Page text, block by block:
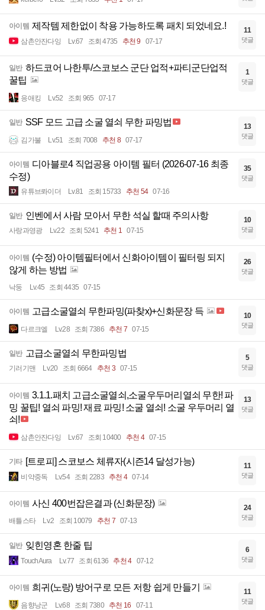
아이템 제작템 제한없이 착용 가능하도록 패치 되었네요.!
삼촌안잔다잉 Lv.67 조회 4735 추천 9 07-17
11
댓글
일반 하드코어 나한투/스코보스 군단 업적+파티군단업적
꿀팁
응애킹 Lv.52 조회 965 07-17
1
댓글
일반 SSF 모드 고급 소굴 열쇠 무한 파밍법
김가불 Lv.51 조회 7008 추천 8 07-17
13
댓글
아이템 디아블로4 직업공용 아이템 필터 (2026-07-16 최종
수정)
유튜브롸이더 Lv.81 조회 15733 추천 54 07-16
35
댓글
일반 인벤에서 사람 모아서 무한 석실 할때 주의사항
사랑과영광 Lv.22 조회 5241 추천 1 07-15
10
댓글
아이템 (수정) 아이템필터에서 신화아이템이 필터링 되지
않게 하는 방법
낙둥 Lv.45 조회 4435 07-15
26
댓글
아이템 고급소굴열쇠 무한파밍(파찾x)+신화문장 득
다르크엘 Lv.28 조회 7386 추천 7 07-15
10
댓글
일반 고급소굴열쇠 무한파밍법
기러기맨 Lv.20 조회 6664 추천 3 07-15
5
댓글
아이템 3.1.1.패치 고급소굴열쇠,소굴우두머리열쇠 무한! 파
밍 꿀팁! 열쇠 파밍! 재료 파밍! 소굴 열쇠! 소굴 우두머리 열
쇠!
삼촌안잔다잉 Lv.67 조회 10400 추천 4 07-15
13
댓글
기타 [트로피] 스코보스 체류자(시즌14 달성가능)
비약중독 Lv.54 조회 2283 추천 4 07-14
11
댓글
아이템 사신 400번잡은결과 (신화문장)
배틀스타 Lv.2 조회 10079 추천 7 07-13
24
댓글
일반 잊힌영혼 한줄 팁
TouchAura Lv.77 조회 6136 추천 4 07-12
6
댓글
아이템 희귀(노랑) 방어구로 모든 저항 쉽게 만들기
음향낭군 Lv.68 조회 7380 추천 16 07-11
11
댓글